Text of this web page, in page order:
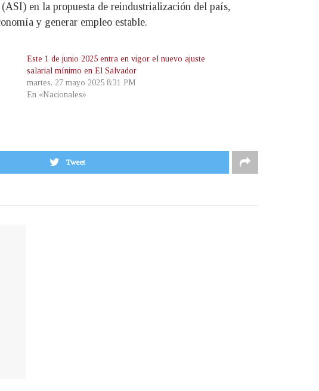
en la propuesta de reindustrialización del país,
y generar empleo estable.
Este 1 de junio 2025 entra en vigor el nuevo ajuste
salarial mínimo en El Salvador
martes, 27 mayo 2025 8:31 PM
En «Nacionales»
Tweet